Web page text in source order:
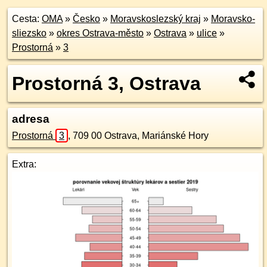
Cesta: OMA» Česko » Moravskoslezský kraj » Moravsko-
sliezsko » okres Ostrava-město » Ostrava » ulice »
Prostorná » 3
Prostorná 3, Ostrava
adresa
Prostorná 3 , 709 00 Ostrava, Mariánské Hory
Extra: